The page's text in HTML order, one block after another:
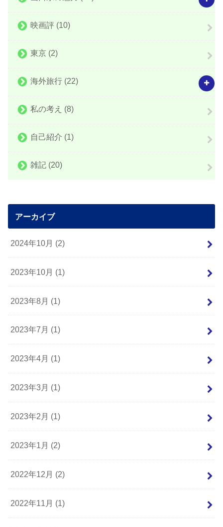
映画評 (10)
東京 (2)
海外旅行 (22)
私の考え (8)
自己紹介 (1)
雑記 (20)
アーカイブ
2024年10月 (2)
2023年10月 (1)
2023年8月 (1)
2023年7月 (1)
2023年4月 (1)
2023年3月 (1)
2023年2月 (1)
2023年1月 (2)
2022年12月 (2)
2022年11月 (1)